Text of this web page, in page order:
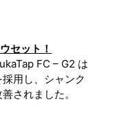
セット！
FC – G2 は
用し、シャンク
されました。